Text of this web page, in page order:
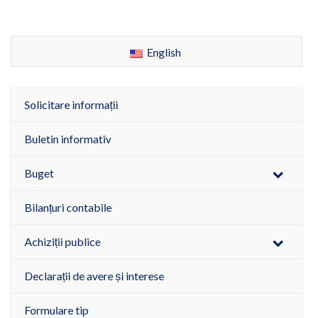
English
Solicitare informații
Buletin informativ
Buget
Bilanțuri contabile
Achiziții publice
Declarații de avere și interese
Formulare tip